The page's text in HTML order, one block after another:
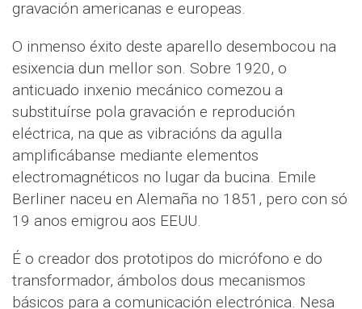
gravación americanas e europeas.
O inmenso éxito deste aparello desembocou na
esixencia dun mellor son. Sobre 1920, o
anticuado inxenio mecánico comezou a
substituírse pola gravación e reprodución
eléctrica, na que as vibracións da agulla
amplificábanse mediante elementos
electromagnéticos no lugar da bucina. Emile
Berliner naceu en Alemaña no 1851, pero con só
19 anos emigrou aos EEUU.
É o creador dos prototipos do micrófono e do
transformador, ámbolos dous mecanismos
básicos para a comunicación electrónica. Nesa